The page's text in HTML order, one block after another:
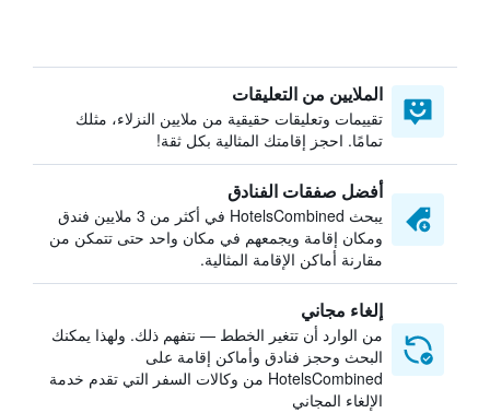
الملايين من التعليقات
تقييمات وتعليقات حقيقية من ملايين النزلاء، مثلك
تمامًا. احجز إقامتك المثالية بكل ثقة!
أفضل صفقات الفنادق
يبحث HotelsCombined في أكثر من 3 ملايين فندق
ومكان إقامة ويجمعهم في مكان واحد حتى تتمكن من
مقارنة أماكن الإقامة المثالية.
إلغاء مجاني
من الوارد أن تتغير الخطط — نتفهم ذلك. ولهذا يمكنك
البحث وحجز فنادق وأماكن إقامة على
HotelsCombined من وكالات السفر التي تقدم خدمة
الإلغاء المجاني